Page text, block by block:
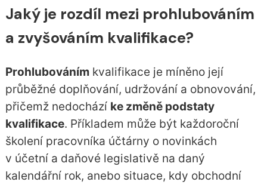
Jaký je rozdíl mezi prohlubováním
a zvyšováním kvalifikace?
Prohlubovánímkvalifikace je míněno její
průběžné doplňování, udržování a obnovování,
přičemž nedochází ke změně podstaty
kvalifikace. Příkladem může být každoroční
školení pracovníka účtárny o novinkách
v účetní a daňové legislativě na daný
kalendářní rok, anebo situace, kdy obchodní